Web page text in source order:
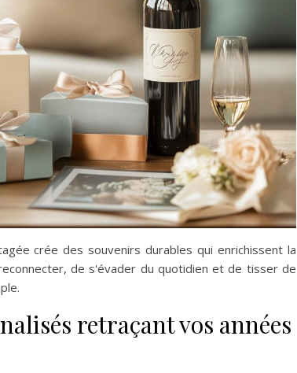
crée des souvenirs durables qui enrichissent la
de s'évader du quotidien et de tisser de
retraçant vos années